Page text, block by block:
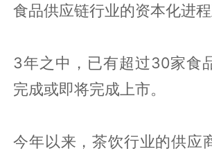
食品供应链行业的资本化进程
3年之中，已有超过30家食
完成或即将完成上市。
今年以来，茶饮行业的供应